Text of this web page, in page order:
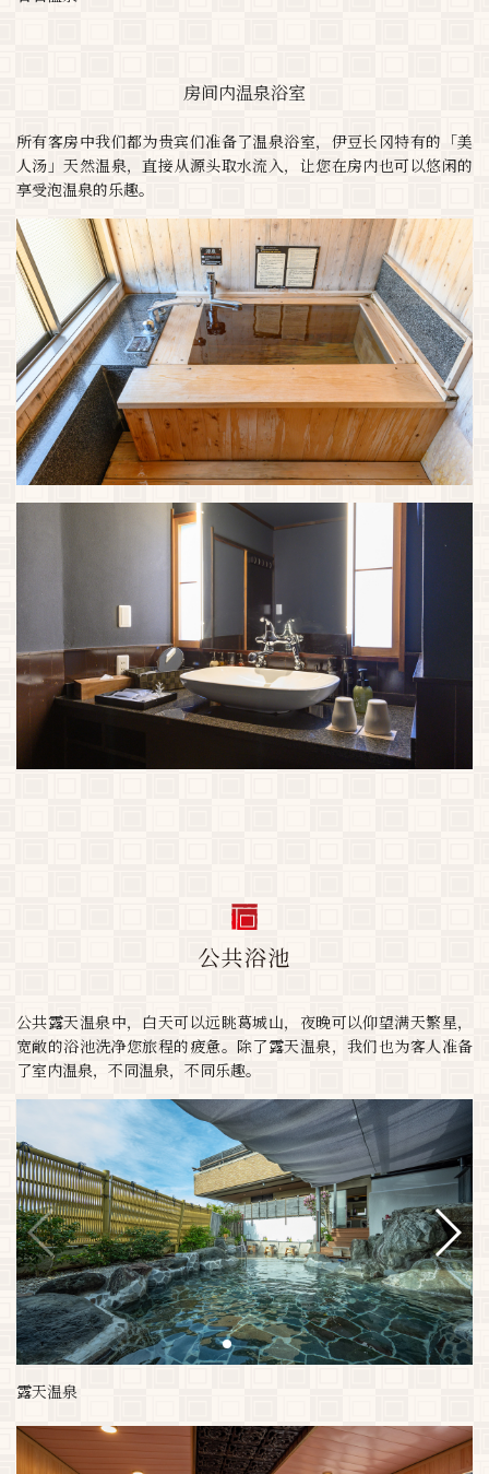
房间内温泉浴室
所有客房中我们都为贵宾们准备了温泉浴室，伊豆长冈特有的「美
人汤」天然温泉，直接从源头取水流入，让您在房内也可以悠闲的
享受泡温泉的乐趣。
公共露天温泉中，白天可以远眺葛城山，夜晚可以仰望满天繁星，
宽敞的浴池洗净您旅程的疲惫。除了露天温泉，我们也为客人准备
了室内温泉，不同温泉，不同乐趣。
露天温泉